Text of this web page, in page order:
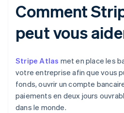
Comment
peut vous
Stripe Atlas met en place les
votre entreprise afin que vous
fonds, ouvrir un compte
paiements en deux jours
dans le monde.